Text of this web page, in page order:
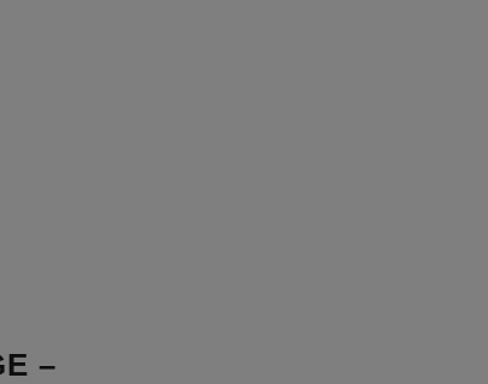
–